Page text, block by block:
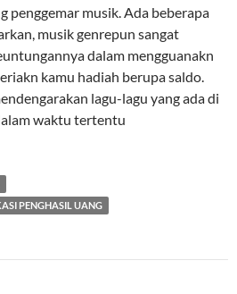
penggemar musik. Ada beberapa
musik genrepun sangat
dalam mengguanakn
kamu hadiah berupa saldo.
lagu-lagu yang ada di
waktu tertentu
PENGHASIL UANG